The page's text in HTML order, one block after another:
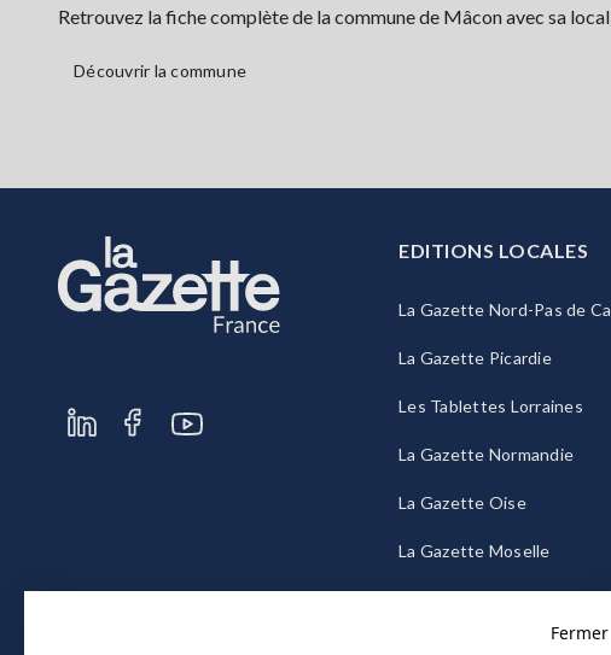
Retrouvez la fiche complète de la commune de Mâcon avec sa
Découvrir la commune
EDITIONS LOCALES
La Gazette Nord-Pas de
La Gazette Picardie
Les Tablettes Lorraines
La Gazette Normandie
La Gazette Oise
La Gazette Moselle
Fermer